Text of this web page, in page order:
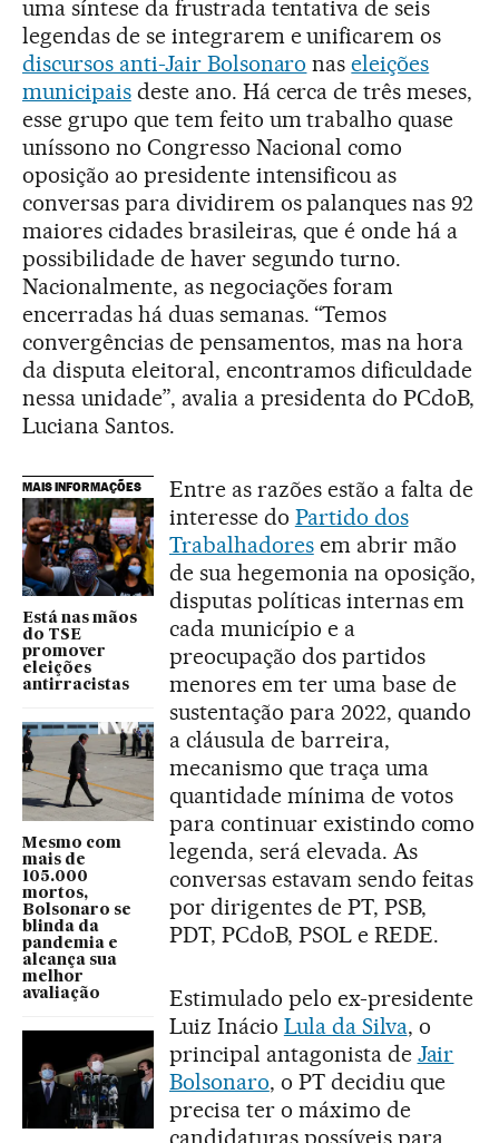
uma síntese da frustrada tentativa de seis
legendas de se integrarem e unificarem os
discursos anti-Jair Bolsonaro naseleições
municipaisdeste ano. Há cerca de três meses,
esse grupo que tem feito um trabalho quase
uníssono no Congresso Nacional como
oposição ao presidente intensificou as
conversas para dividirem os palanques nas 92
maiores cidades brasileiras, que é onde há a
possibilidade de haver segundo turno.
Nacionalmente, as negociações foram
encerradas há duas semanas. “Temos
convergências de pensamentos, mas na hora
da disputa eleitoral, encontramos dificuldade
nessa unidade”, avalia a presidenta do PCdoB,
Luciana Santos.
MAIS INFORMAÇÕES
Está nas mãos
do TSE
promover
eleições
antirracistas
Mesmo com
mais de
105.000
mortos,
Bolsonaro se
blinda da
pandemia e
alcança sua
melhor
avaliação
Entre as razões estão a falta de
interesse do Partido dos
Trabalhadoresem abrir mão
de sua hegemonia na oposição,
disputas políticas internas em
cada município e a
preocupação dos partidos
menores em ter uma base de
sustentação para 2022, quando
a cláusula de barreira,
mecanismo que traça uma
quantidade mínima de votos
para continuar existindo como
legenda, será elevada. As
conversas estavam sendo feitas
por dirigentes de PT, PSB,
PDT, PCdoB, PSOL e REDE.
Estimulado pelo ex-presidente
Luiz Inácio Lula da Silva, o
principal antagonista de Jair
Bolsonaro, o PT decidiu que
precisa ter o máximo de
candidaturas possíveis para